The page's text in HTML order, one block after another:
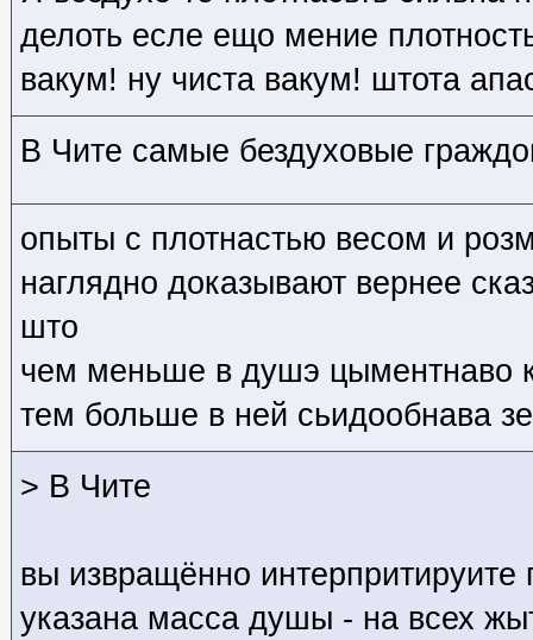
делоть есле ещо мение
вакум! ну чиста вакум! штота
В Чите самые бездуховые
опыты с плотнастью весом и
наглядно доказывают вернее
што
чем меньше в душэ цыментнаво
тем больше в ней сьидообнава
> В Чите
вы извращённо
указана масса душы - на всех